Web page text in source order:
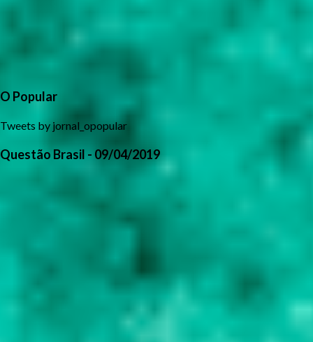
O Popular
Tweets by jornal_opopular
Questão Brasil - 09/04/2019